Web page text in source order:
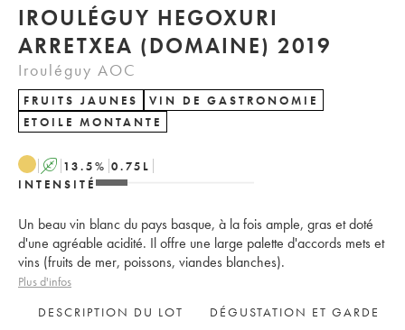
IROULÉGUY HEGOXURI
ARRETXEA (DOMAINE) 2019
Irouléguy AOC
FRUITS JAUNES
VIN DE GASTRONOMIE
ETOILE MONTANTE
A 13.5% 0.75 L
INTENSITÉ
Un beau vin blanc du pays basque, à la fois ample, gras et doté
d'une agréable acidité. Il offre une large palette d'accords mets et
vins (fruits de mer, poissons, viandes blanches).
Plus d'infos
DESCRIPTION DU LOT
DÉGUSTATION ET GARDE